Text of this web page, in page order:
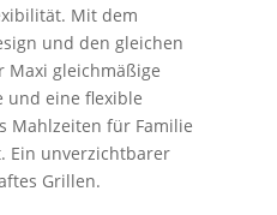
Mit dem
und den gleichen
Maxi gleichmäßige
und eine flexible
Mahlzeiten für Familie
Ein unverzichtbarer
Grillen.